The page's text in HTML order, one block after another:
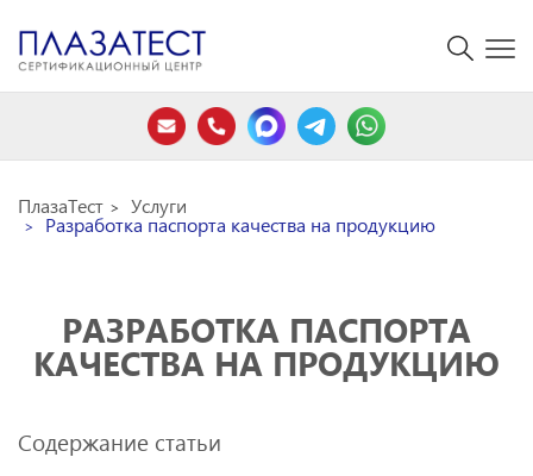
ПлазаТест Услуги
Разработка паспорта качества на продукцию
РАЗРАБОТКА ПАСПОРТА
КАЧЕСТВА НА ПРОДУКЦИЮ
Содержание статьи